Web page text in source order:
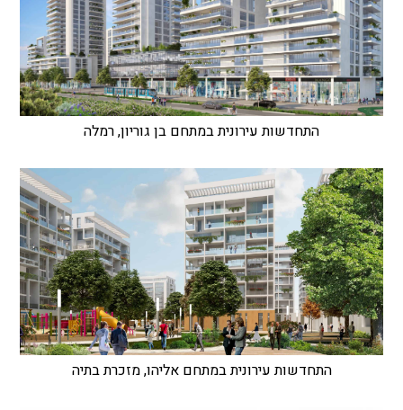
התחדשות עירונית במתחם בן גוריון, רמלה
התחדשות עירונית במתחם אליהו, מזכרת בתיה